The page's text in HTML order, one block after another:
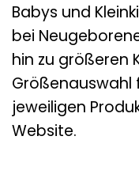
Babys und
bei
hin zu größeren
Größenauswahl
jeweiligen
Website.